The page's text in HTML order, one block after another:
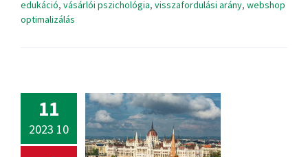
edukáció, vásárlói pszichológia, visszafordulási arány, webshop
optimalizálás
11
2023 10